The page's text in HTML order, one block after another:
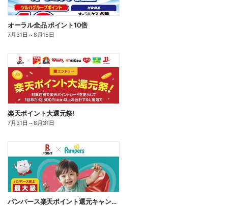
オーラル全品 ポイント10倍
7月31日 ～8月15日
楽天ポイント大還元祭!
7月31日 ～8月31日
パンパース楽天ポイント還元キャンペーン